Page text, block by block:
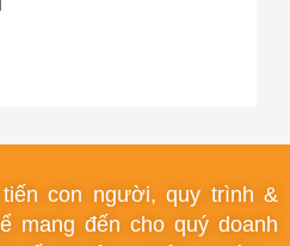
con người, quy trình &
mang đến cho quý doanh